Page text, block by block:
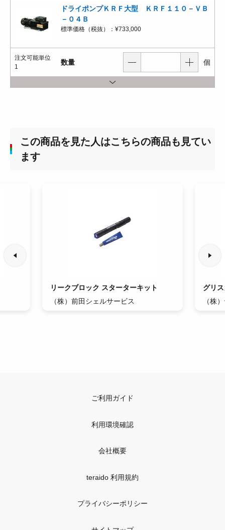
ドライポンプＫＲＦ大型 ＫＲＦ１１０－ＶＢ
－０４Ｂ
標準価格（税抜）： ¥733,000
注文可能単位
1
数量 個
この商品を見た人はこちらの商品も見てい
ます
リークブロック スターターキット
（株）前田シェルサービス
グリ
（株
ご利用ガイド
利用環境確認
会社概要
teraido 利用規約
プライバシーポリシー